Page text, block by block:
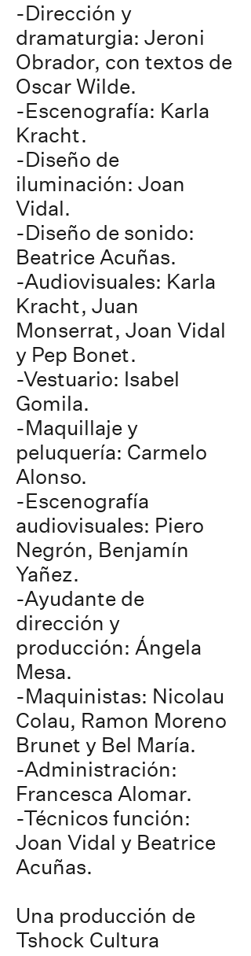
-Dirección y
dramaturgia: Jeroni
Obrador, con textos de
Oscar Wilde.
-Escenografía: Karla
Kracht.
-Diseño de
iluminación: Joan
Vidal.
-Diseño de sonido:
Beatrice Acuñas.
-Audiovisuales: Karla
Kracht, Juan
Monserrat, Joan Vidal
y Pep Bonet.
-Vestuario: Isabel
Gomila.
-Maquillaje y
peluquería: Carmelo
Alonso.
-Escenografía
audiovisuales: Piero
Negrón, Benjamín
Yañez.
-Ayudante de
dirección y
producción: Ángela
Mesa.
-Maquinistas: Nicolau
Colau, Ramon Moreno
Brunet y Bel María.
-Administración:
Francesca Alomar.
-Técnicos función:
Joan Vidal y Beatrice
Acuñas.
Una producción de
Tshock Cultura